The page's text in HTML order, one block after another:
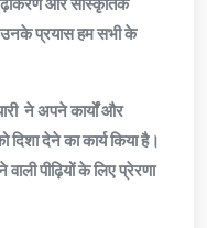
उनके प्रयास हम सभी के
ने अपने कार्यों और
देने का कार्य किया है।
पीढ़ियों के लिए प्रेरणा